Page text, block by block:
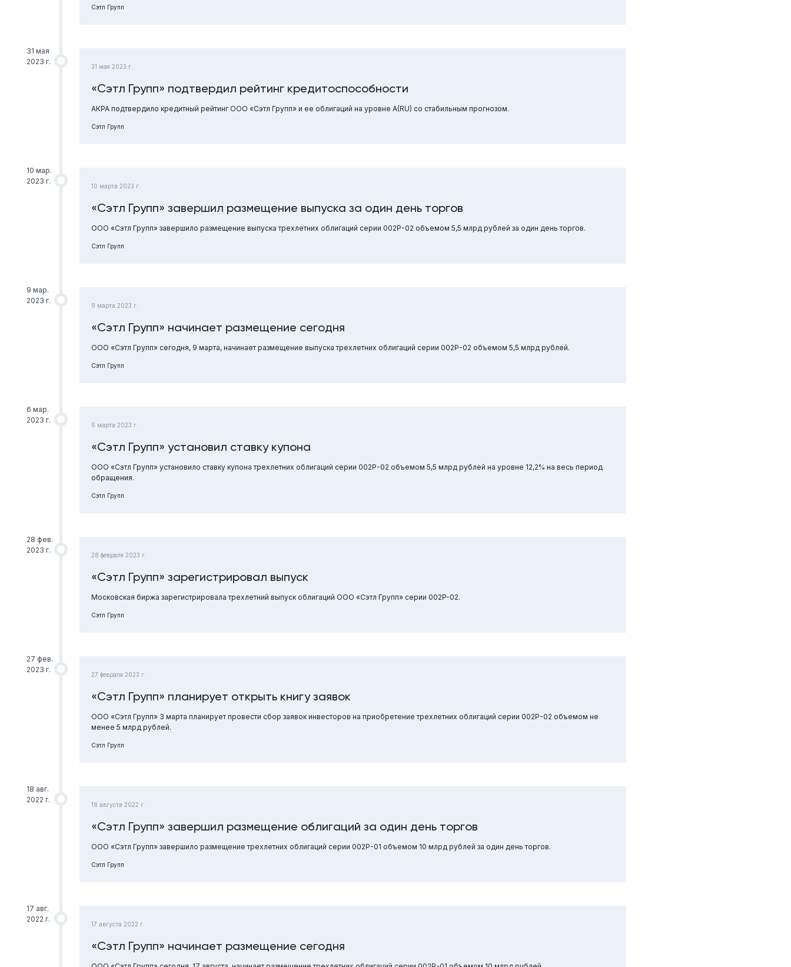
Сэтл Групп
31 мая
2023 г.
31 мая 2023 г.
«Сэтл Групп» подтвердил рейтинг кредитоспособности
АКРА подтвердило кредитный рейтинг ООО «Сэтл Групп» и ее облигаций на уровне A(RU) со стабильным прогнозом.
Сэтл Групп
10 мар.
2023 г.
10 марта 2023 г.
«Сэтл Групп» завершил размещение выпуска за один день торгов
ООО «Сэтл Групп» завершило размещение выпуска трехлетних облигаций серии 002Р-02 объемом 5,5 млрд рублей за один день торгов.
Сэтл Групп
9 мар.
2023 г.
9 марта 2023 г.
«Сэтл Групп» начинает размещение сегодня
ООО «Сэтл Групп» сегодня, 9 марта, начинает размещение выпуска трехлетних облигаций серии 002Р-02 объемом 5,5 млрд рублей.
Сэтл Групп
6 мар.
2023 г.
6 марта 2023 г.
«Сэтл Групп» установил ставку купона
ООО «Сэтл Групп» установило ставку купона трехлетних облигаций серии 002Р-02 объемом 5,5 млрд рублей на уровне 12,2% на весь период
обращения.
Сэтл Групп
28 фев.
2023 г.
28 февраля 2023 г.
«Сэтл Групп» зарегистрировал выпуск
Московская биржа зарегистрировала трехлетний выпуск облигаций ООО «Сэтл Групп» серии 002P-02.
Сэтл Групп
27 фев.
2023 г.
27 февраля 2023 г.
«Сэтл Групп» планирует открыть книгу заявок
ООО «Сэтл Групп» 3 марта планирует провести сбор заявок инвесторов на приобретение трехлетних облигаций серии 002Р-02 объемом не
менее 5 млрд рублей.
Сэтл Групп
18 авг.
2022 г.
18 августа 2022 г.
«Сэтл Групп» завершил размещение облигаций за один день торгов
ООО «Сэтл Групп» завершило размещение трехлетних облигаций серии 002Р-01 объемом 10 млрд рублей за один день торгов.
Сэтл Групп
17 авг.
2022 г.
17 августа 2022 г.
«Сэтл Групп» начинает размещение сегодня